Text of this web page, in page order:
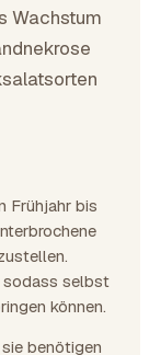
Wachstum
Frühjahr bis
sodass selbst
können.
benötigen